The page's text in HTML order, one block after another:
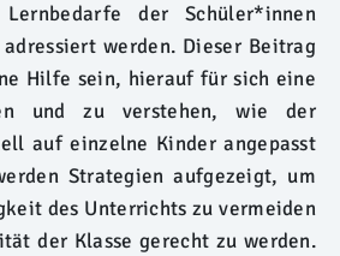
der Schüler*innen
werden. Dieser Beitrag
Hilfe sein, hierauf für sich eine
und zu verstehen, wie der
auf einzelne Kinder angepasst
Strategien aufgezeigt, um
des Unterrichts zu vermeiden
der Klasse gerecht zu werden.